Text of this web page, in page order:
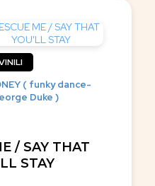
( funky dance-
Duke )
/ SAY THAT
STAY